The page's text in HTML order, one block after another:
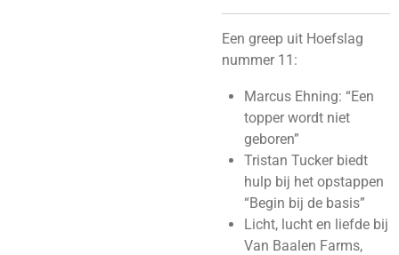
Een greep uit Hoefslag
nummer 11:
Marcus Ehning: “Een
topper wordt niet
geboren”
Tristan Tucker biedt
hulp bij het opstappen
“Begin bij de basis”
Licht, lucht en liefde bij
Van Baalen Farms,